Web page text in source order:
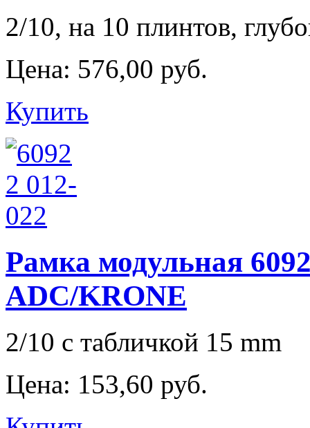
2/10, на 10 плинтов,
Цена: 576,00 руб.
Купить
Рамка модульная
ADC/KRONE
2/10 с табличкой 15 mm
Цена: 153,60 руб.